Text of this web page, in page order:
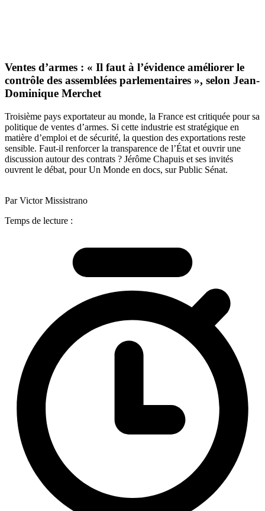
Ventes d’armes : « Il faut à l’évidence améliorer le
contrôle des assemblées parlementaires », selon Jean-
Dominique Merchet
Troisième pays exportateur au monde, la France est critiquée pour sa
politique de ventes d’armes. Si cette industrie est stratégique en
matière d’emploi et de sécurité, la question des exportations reste
sensible. Faut-il renforcer la transparence de l’État et ouvrir une
discussion autour des contrats ? Jérôme Chapuis et ses invités
ouvrent le débat, pour Un Monde en docs, sur Public Sénat.
Par Victor Missistrano
Temps de lecture :